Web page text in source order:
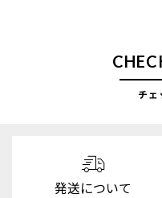
チェ
発送について